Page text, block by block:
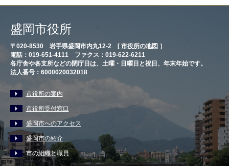
盛岡市役所
〒020-8530 岩手県盛岡市内丸12-2 [ 市役所の地図 ］
電話：019-651-4111 ファクス：019-622-6211
各庁舎や各支所などの閉庁日は、土曜・日曜日と祝日、年末年始です。
法人番号：6000020032018
市役所の案内
市役所受付窓口
盛岡市へのアクセス
盛岡市の紹介
市の組織と職員